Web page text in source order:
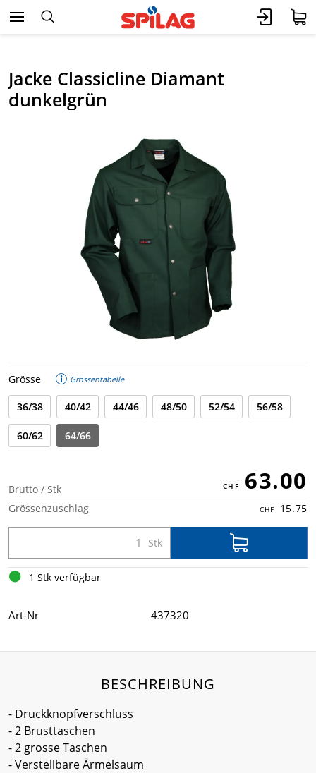
Jacke Classicline Diamant
dunkelgrün
Grösse Grössentabelle
36/38 40/42 44/46 48/50 52/54 56/58
60/62 64/66
Brutto / Stk 63.00
Grössenzuschlag 15.75
1 Stk verfügbar
Art-Nr 437320
BESCHREIBUNG
- Druckknopfverschluss
- 2 Brusttaschen
- 2 grosse Taschen
- Verstellbare Ärmelsaum